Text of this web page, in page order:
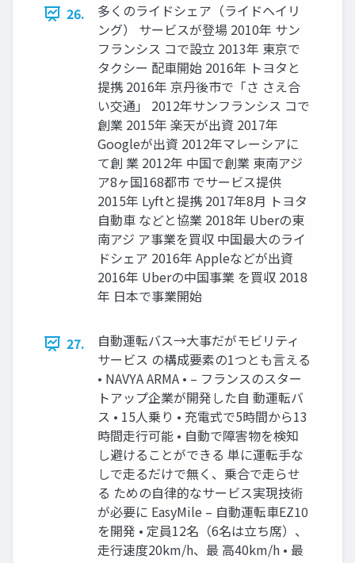
26.
多くのライドシェア（ライドヘイリ
ング） サービスが登場 2010年 サン
フランシス コで設立 2013年 東京で
タクシー 配車開始 2016年 トヨタと
提携 2016年 京丹後市で「さ さえ合
い交通」 2012年サンフランシス コで
創業 2015年 楽天が出資 2017年
Googleが出資 2012年マレーシアに
て創 業 2012年 中国で創業 東南アジ
ア8ヶ国168都市 でサービス提供
2015年 Lyftと提携 2017年8月 トヨタ
自動車 などと協業 2018年 Uberの東
南アジ ア事業を買収 中国最大のライ
ドシェア 2016年 Appleなどが出資
2016年 Uberの中国事業 を買収 2018
年 日本で事業開始
27.
自動運転バス→大事だがモビリティ
サービス の構成要素の1つとも言える
• NAVYA ARMA • – フランスのスター
トアップ企業が開発した自 動運転バ
ス • 15人乗り • 充電式で5時間から13
時間走行可能 • 自動で障害物を検知
し避けることができる 単に運転手な
しで走るだけで無く、乗合で走らせ
る ための自律的なサービス実現技術
が必要に EasyMile – 自動運転車EZ10
を開発 • 定員12名（6名は立ち席）、
走行速度20km/h、最 高40km/h • 最